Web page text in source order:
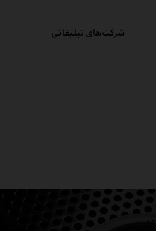
شرکت‌های تبلیغاتی